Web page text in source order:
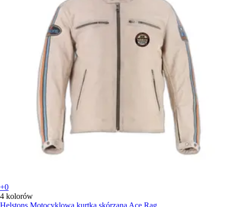
+0
4 kolorów
Helstons Motocyklowa kurtka skórzana Ace Rag